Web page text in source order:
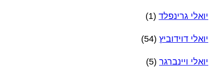
יואלי גרינפלד (1)
יואלי דוידוביץ (54)
יואלי ויינברגר (5)